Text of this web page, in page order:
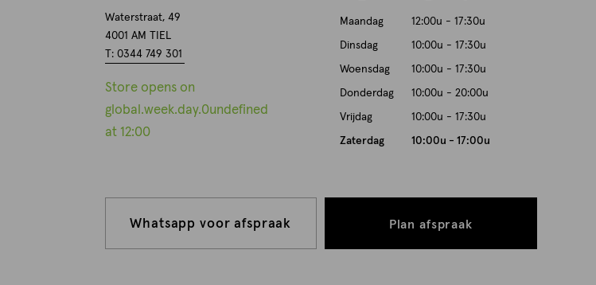
Waterstraat, 49
4001 AM TIEL
T: 0344 749 301
Store opens on
global.week.day.0undefined
at 12:00
Whatsapp voor afspraak Plan afspraak
Maandag 12:00u - 17:30u
Dinsdag 10:00u - 17:30u
Woensdag 10:00u - 17:30u
Donderdag 10:00u - 20:00u
Vrijdag 10:00u - 17:30u
Zaterdag 10:00u - 17:00u